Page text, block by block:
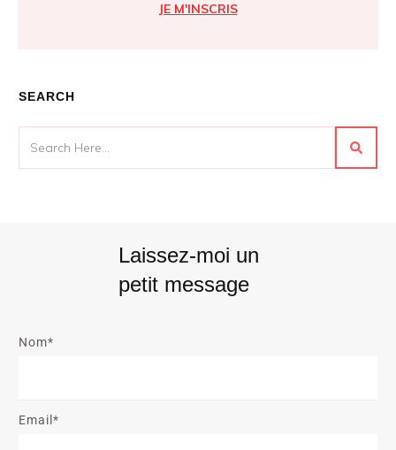
JE M'INSCRIS
SEARCH
Laissez-moi un
petit message
Nom*
Email*